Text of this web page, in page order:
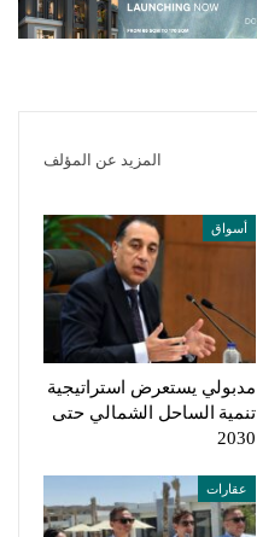
المزيد عن المؤلف
أسواق
مدبولي يستعرض استراتيجية
تنمية الساحل الشمالي حتى
2030
عقارات